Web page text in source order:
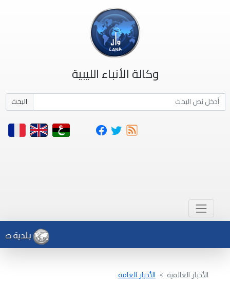
وكالة الأنباء الليبية
البحث
بلدية
الأخبار العالمية الأخبار العامة